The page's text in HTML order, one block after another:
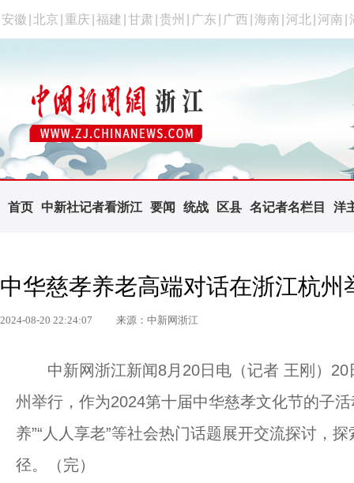
安徽 北京 重庆 福建 甘肃 贵州 广东 广西 海南 河北 河南
首页 中新社记者看浙江 要闻 统战 区县 名记者名栏目 洋
中华慈孝养老高端对话在浙江杭州
2024-08-20 22:24:07 来源：中新网浙江
中新网浙江新闻8月20日电（记者 王刚）20
州举行，作为2024第十届中华慈孝文化节的子
养”“人人享老”等社会热门话题展开交流探讨，
径。（完）